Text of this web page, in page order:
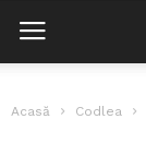
Acasă Codlea